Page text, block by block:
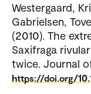
Westergaard,
Gabrielsen,
(2010). The
Saxifraga
twice. Journal
https://doi.org/